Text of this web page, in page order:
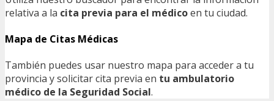
relativa a la cita previa para el médicoen tu ciudad.
Mapa de Citas Médicas
También puedes usar nuestro mapa para acceder a tu
provincia y solicitar cita previa en tu ambulatorio
médico de la Seguridad Social.